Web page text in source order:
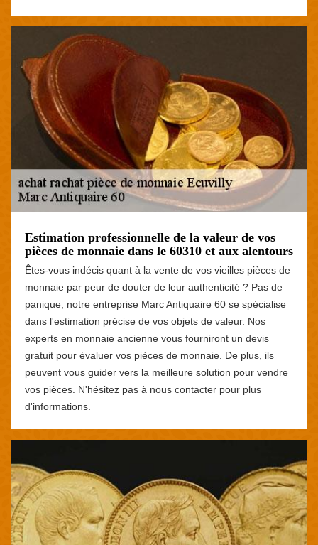
Estimation professionnelle de la valeur de vos
pièces de monnaie dans le 60310 et aux alentours
Êtes-vous indécis quant à la vente de vos vieilles pièces de
monnaie par peur de douter de leur authenticité ? Pas de
panique, notre entreprise Marc Antiquaire 60 se spécialise
dans l'estimation précise de vos objets de valeur. Nos
experts en monnaie ancienne vous fourniront un devis
gratuit pour évaluer vos pièces de monnaie. De plus, ils
peuvent vous guider vers la meilleure solution pour vendre
vos pièces. N'hésitez pas à nous contacter pour plus
d'informations.